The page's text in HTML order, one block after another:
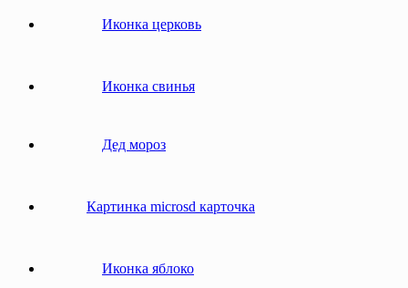
Иконка церковь
Иконка свинья
Дед мороз
Картинка microsd карточка
Иконка яблоко